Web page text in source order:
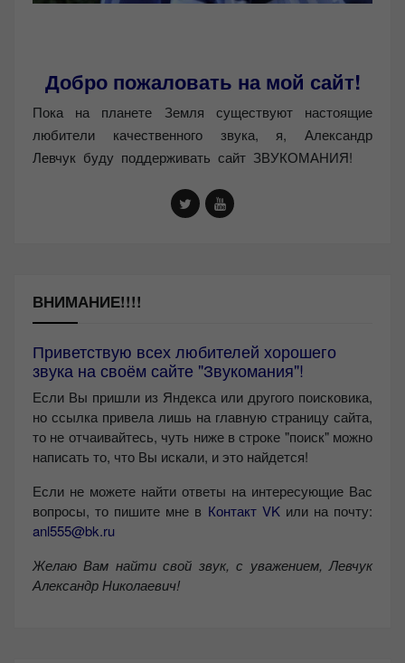
Добро пожаловать на мой сайт!
Пока на планете Земля существуют настоящие
любители качественного звука, я, Александр
Левчук буду поддерживать сайт ЗВУКОМАНИЯ!
ВНИМАНИЕ!!!!
Приветствую всех любителей хорошего
звука на своём сайте "Звукомания"!
Если Вы пришли из Яндекса или другого поисковика,
но ссылка привела лишь на главную страницу сайта,
то не отчаивайтесь, чуть ниже в строке "поиск" можно
написать то, что Вы искали, и это найдется!
Если не можете найти ответы на интересующие Вас
вопросы, то пишите мне в Контакт VKили на почту:
anl555@bk.ru
Желаю Вам найти свой звук, с уважением, Левчук
Александр Николаевич!